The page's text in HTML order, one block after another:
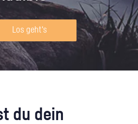
Los geht's
du dein